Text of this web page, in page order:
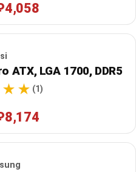
ATX, LGA 1700, DDR5
(1)